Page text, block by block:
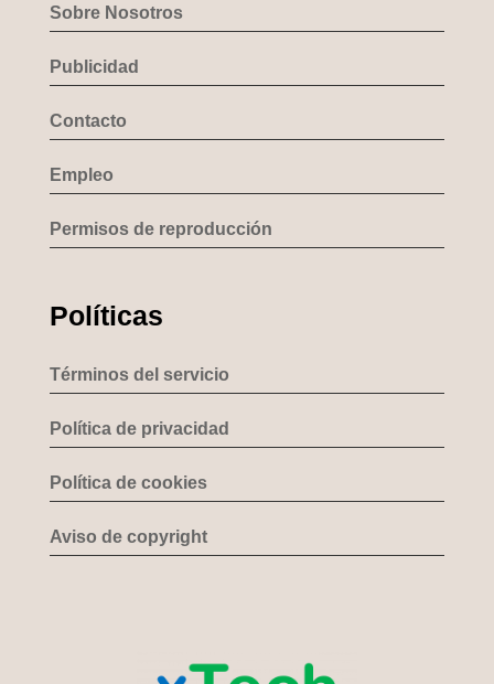
Sobre Nosotros
Publicidad
Contacto
Empleo
Permisos de reproducción
Políticas
Términos del servicio
Política de privacidad
Política de cookies
Aviso de copyright